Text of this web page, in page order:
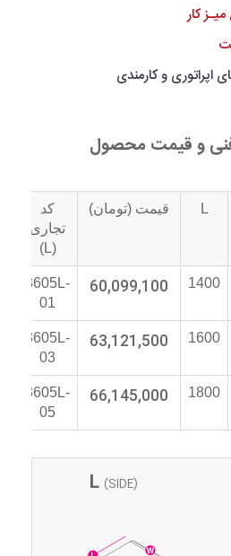
میـز کار
اپراتوری و کارمندی
و قیمت محصول
L قیمت (تومان)
کد
تجاری
(L)
1400
60,099,100
3605L-
01
1600
63,121,500
3605L-
03
1800
66,145,000
3605L-
05
L (SIDE)